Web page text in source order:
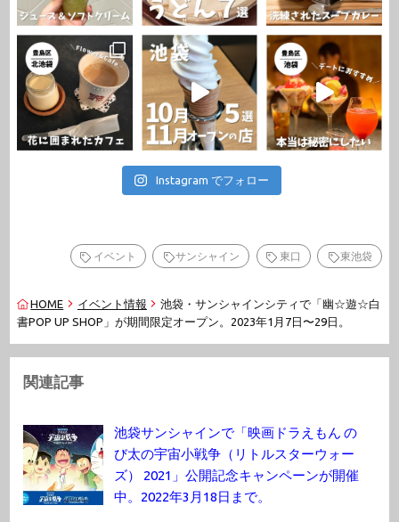
Instagram でフォロー
イベント サンシャイン 東口 東池袋
HOME イベント情報
池袋・サンシャインシティで「幽☆遊☆白
書POP UP SHOP」が期間限定オープン。2023年1月7日〜29日。
関連記事
池袋サンシャインで「映画ドラえもん の
び太の宇宙小戦争（リトルスターウォー
ズ） 2021」公開記念キャンペーンが開催
中。2022年3月18日まで。